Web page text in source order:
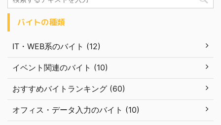
バイトの種類
IT・WEB系のバイト (12)
イベント関連のバイト (10)
おすすめバイトランキング (60)
オフィス・データ入力のバイト (10)